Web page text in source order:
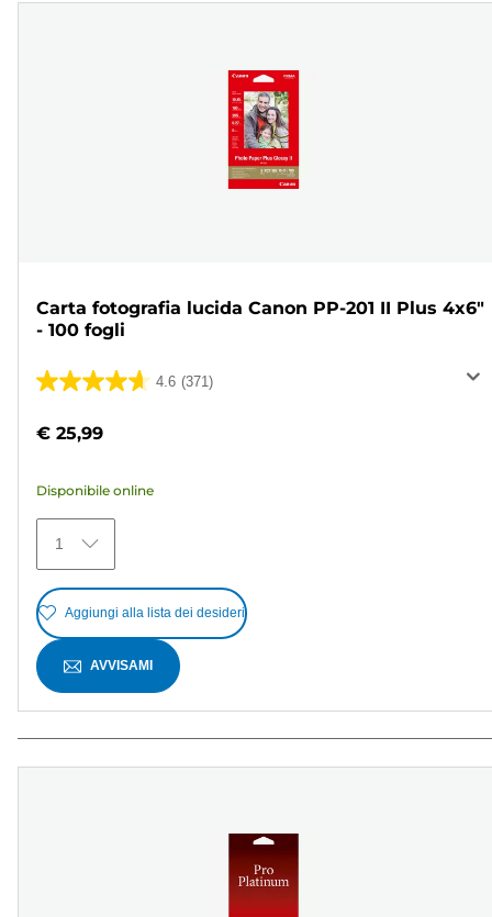
Carta fotografia lucida Canon PP-201 II Plus 4x6"
- 100 fogli
4.6 (371)
4.6
5
371
recensioni
€ 25,99
Disponibile online
1
Aggiungi alla lista dei desideri
AVVISAMI